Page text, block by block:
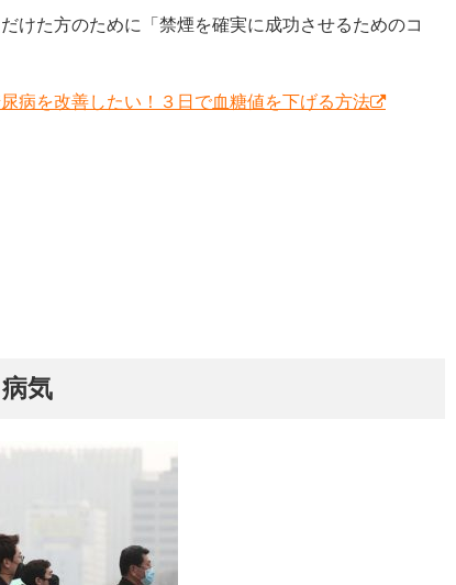
けた方のために「禁煙を確実に成功させるためのコ
病を改善したい！３日で血糖値を下げる方法
気